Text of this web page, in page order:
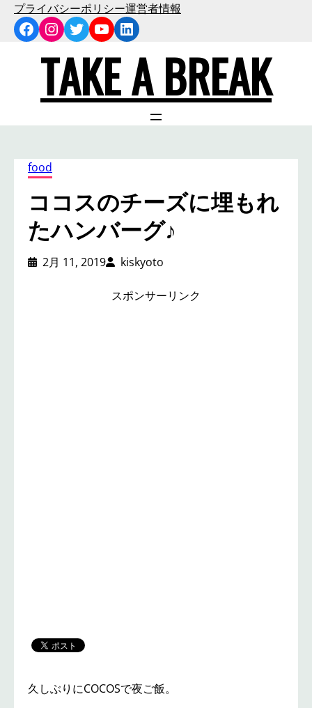
プライバシーポリシー運営者情報
Facebook
Instagram
Twitter
YouTube
LinkedIn
TAKE A BREAK
food
ココスのチーズに埋もれ
たハンバーグ♪
2月 11, 2019 kiskyoto
スポンサーリンク
久しぶりにCOCOSで夜ご飯。